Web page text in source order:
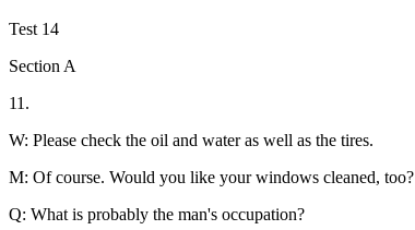
Test 14
Section A
11.
W: Please check the oil and water as well as the tires.
M: Of course. Would you like your windows cleaned, too?
Q: What is probably the man's occupation?